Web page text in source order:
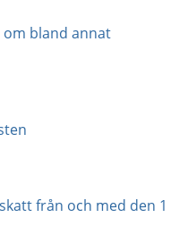
bland annat
från och med den 1